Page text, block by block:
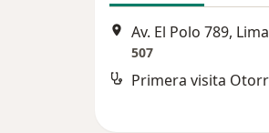
Av. El Polo 789, Lima
507